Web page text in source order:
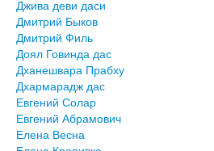
Джива деви даси
Дмитрий Быков
Дмитрий Филь
Доял Говинда дас
Дханешвара Прабху
Дхармарадж дас
Евгений Солар
Евгений Абрамович
Елена Весна